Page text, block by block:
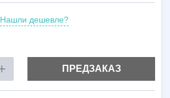
Нашли дешевле?
ПРЕДЗАКАЗ